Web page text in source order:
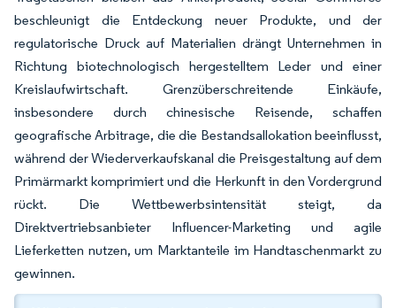
beschleunigt die Entdeckung neuer Produkte, und der
regulatorische Druck auf Materialien drängt Unternehmen in
Richtung biotechnologisch hergestelltem Leder und einer
Kreislaufwirtschaft. Grenzüberschreitende Einkäufe,
insbesondere durch chinesische Reisende, schaffen
geografische Arbitrage, die die Bestandsallokation beeinflusst,
während der Wiederverkaufskanal die Preisgestaltung auf dem
Primärmarkt komprimiert und die Herkunft in den Vordergrund
rückt. Die Wettbewerbsintensität steigt, da
Direktvertriebsanbieter Influencer-Marketing und agile
Lieferketten nutzen, um Marktanteile im Handtaschenmarkt zu
gewinnen.